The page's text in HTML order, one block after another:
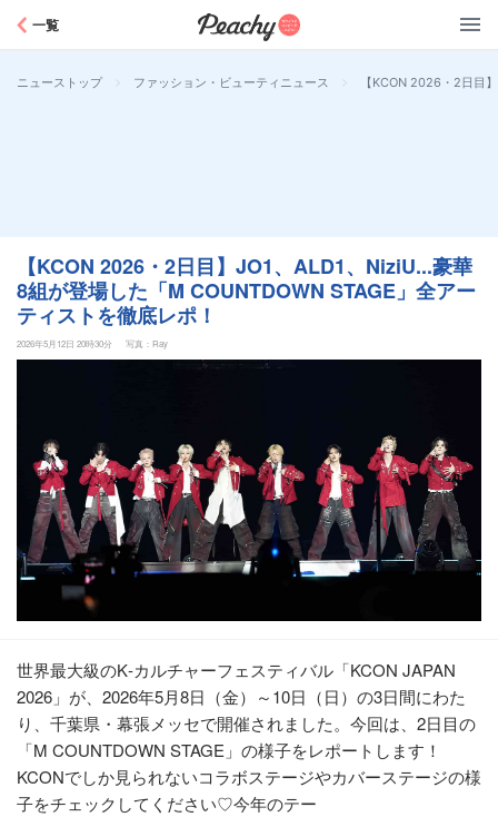
一覧
ニューストップ > ファッション・ビューティニュース > 【KCON 2026・2日目
【KCON 2026・2日目】JO1、ALD1、NiziU...豪華
8組が登場した「M COUNTDOWN STAGE」全アー
ティストを徹底レポ！
2026年5月12日 20時30分 写真：Ray
世界最大級のK‐カルチャーフェスティバル「KCON JAPAN
2026」が、2026年5月8日（金）～10日（日）の3日間にわた
り、千葉県・幕張メッセで開催されました。今回は、2日目の
「M COUNTDOWN STAGE」の様子をレポートします！
KCONでしか見られないコラボステージやカバーステージの様
子をチェックしてください♡今年のテー